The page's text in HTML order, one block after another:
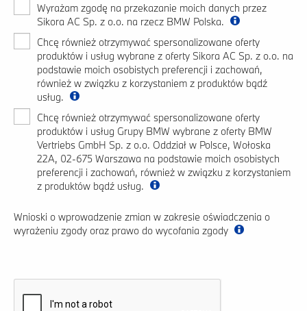
Wyrażam zgodę na przekazanie moich danych przez
Sikora AC Sp. z o.o. na rzecz BMW Polska.
Chcę również otrzymywać spersonalizowane oferty
produktów i usług wybrane z oferty Sikora AC Sp. z o.o. na
podstawie moich osobistych preferencji i zachowań,
również w związku z korzystaniem z produktów bądź
usług.
Chcę również otrzymywać spersonalizowane oferty
produktów i usług Grupy BMW wybrane z oferty BMW
Vertriebs GmbH Sp. z o.o. Oddział w Polsce, Wołoska
22A, 02-675 Warszawa na podstawie moich osobistych
preferencji i zachowań, również w związku z korzystaniem
z produktów bądź usług.
Wnioski o wprowadzenie zmian w zakresie oświadczenia o
wyrażeniu zgody oraz prawo do wycofania zgody